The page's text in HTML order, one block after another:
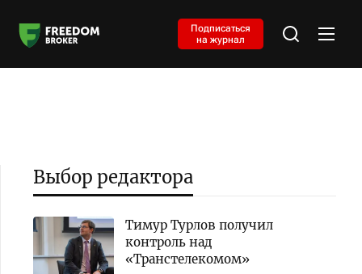
Подписаться
на журнал
Выбор редактора
Тимур Турлов получил
контроль над
«Транстелекомом»